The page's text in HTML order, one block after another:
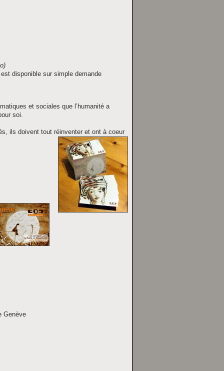
disponible sur simple demande
et sociales que l’humanité a
soi.
ils doivent tout réinventer et ont à coeur
Genève